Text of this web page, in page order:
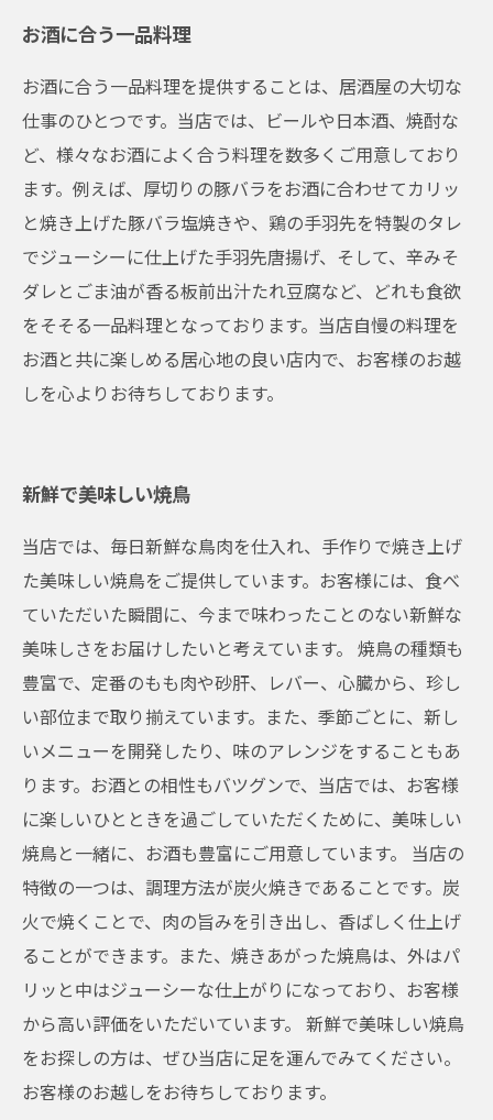
お酒に合う一品料理
お酒に合う一品料理を提供することは、居酒屋の大切な
仕事のひとつです。当店では、ビールや日本酒、焼酎な
ど、様々なお酒によく合う料理を数多くご用意しており
ます。例えば、厚切りの豚バラをお酒に合わせてカリッ
と焼き上げた豚バラ塩焼きや、鶏の手羽先を特製のタレ
でジューシーに仕上げた手羽先唐揚げ、そして、辛みそ
ダレとごま油が香る板前出汁たれ豆腐など、どれも食欲
をそそる一品料理となっております。当店自慢の料理を
お酒と共に楽しめる居心地の良い店内で、お客様のお越
しを心よりお待ちしております。
新鮮で美味しい焼鳥
当店では、毎日新鮮な鳥肉を仕入れ、手作りで焼き上げ
た美味しい焼鳥をご提供しています。お客様には、食べ
ていただいた瞬間に、今まで味わったことのない新鮮な
美味しさをお届けしたいと考えています。 焼鳥の種類も
豊富で、定番のもも肉や砂肝、レバー、心臓から、珍し
い部位まで取り揃えています。また、季節ごとに、新し
いメニューを開発したり、味のアレンジをすることもあ
ります。お酒との相性もバツグンで、当店では、お客様
に楽しいひとときを過ごしていただくために、美味しい
焼鳥と一緒に、お酒も豊富にご用意しています。 当店の
特徴の一つは、調理方法が炭火焼きであることです。炭
火で焼くことで、肉の旨みを引き出し、香ばしく仕上げ
ることができます。また、焼きあがった焼鳥は、外はパ
リッと中はジューシーな仕上がりになっており、お客様
から高い評価をいただいています。 新鮮で美味しい焼鳥
をお探しの方は、ぜひ当店に足を運んでみてください。
お客様のお越しをお待ちしております。